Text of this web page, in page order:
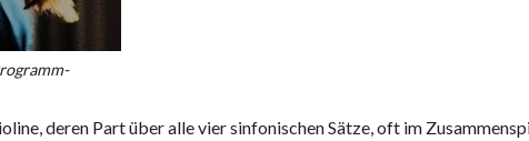
deren Part über alle vier sinfonischen Sätze, oft im